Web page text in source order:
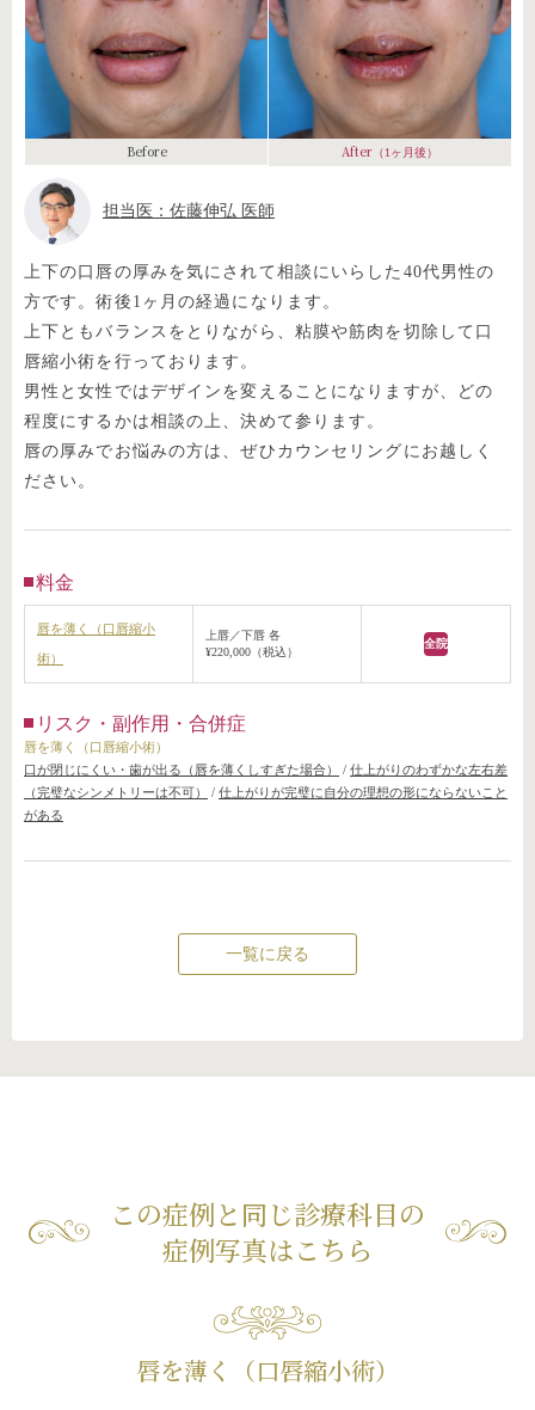
Before After （1ヶ月後）
担当医：佐藤伸弘 医師
上下の口唇の厚みを気にされて相談にいらした40代男性の
方です。術後1ヶ月の経過になります。
上下ともバランスをとりながら、粘膜や筋肉を切除して口
唇縮小術を行っております。
男性と女性ではデザインを変えることになりますが、どの
程度にするかは相談の上、決めて参ります。
唇の厚みでお悩みの方は、ぜひカウンセリングにお越しく
ださい。
料金
唇を薄く（口唇縮小
術）
上唇／下唇 各
¥220,000（税込）
全院
リスク・副作用・合併症
唇を薄く（口唇縮小術）
口が閉じにくい・歯が出る（唇を薄くしすぎた場合）
/ 仕上がりのわずかな左右差
（完璧なシンメトリーは不可）
/ 仕上がりが完璧に自分の理想の形にならないこと
がある
一覧に戻る
この症例と同じ診療科目の
症例写真はこちら
唇を薄く（口唇縮小術）